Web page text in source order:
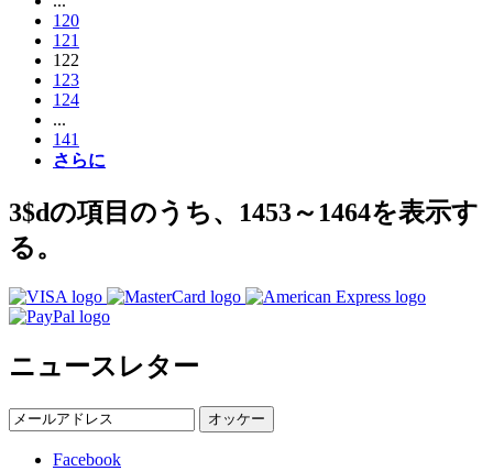
120
121
122
123
124
...
141
さらに
3$dの項目のうち、1453～1464を表示す
る。
ニュースレター
オッケー
Facebook